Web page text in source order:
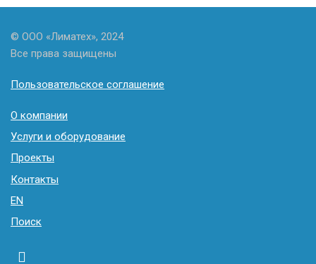
© ООО «Лиматех», 2024
Все права защищены
Пользовательское соглашение
О компании
Услуги и оборудование
Проекты
Контакты
EN
Поиск